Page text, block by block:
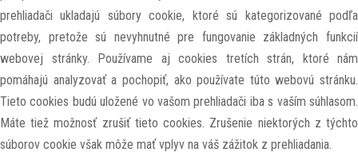
prehliadači ukladajú súbory cookie, ktoré sú kategorizované podľa
potreby, pretože sú nevyhnutné pre fungovanie základných funkcií
webovej stránky. Používame aj cookies tretích strán, ktoré nám
pomáhajú analyzovať a pochopiť, ako používate túto webovú stránku.
Tieto cookies budú uložené vo vašom prehliadači iba s vaším súhlasom.
Máte tiež možnosť zrušiť tieto cookies. Zrušenie niektorých z týchto
súborov cookie však môže mať vplyv na váš zážitok z prehliadania.